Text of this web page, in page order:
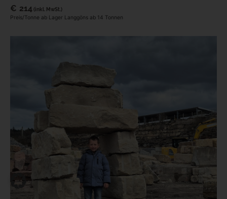
€ 214 (inkl. MwSt.)
Preis/Tonne ab Lager Langgöns ab 14 Tonnen